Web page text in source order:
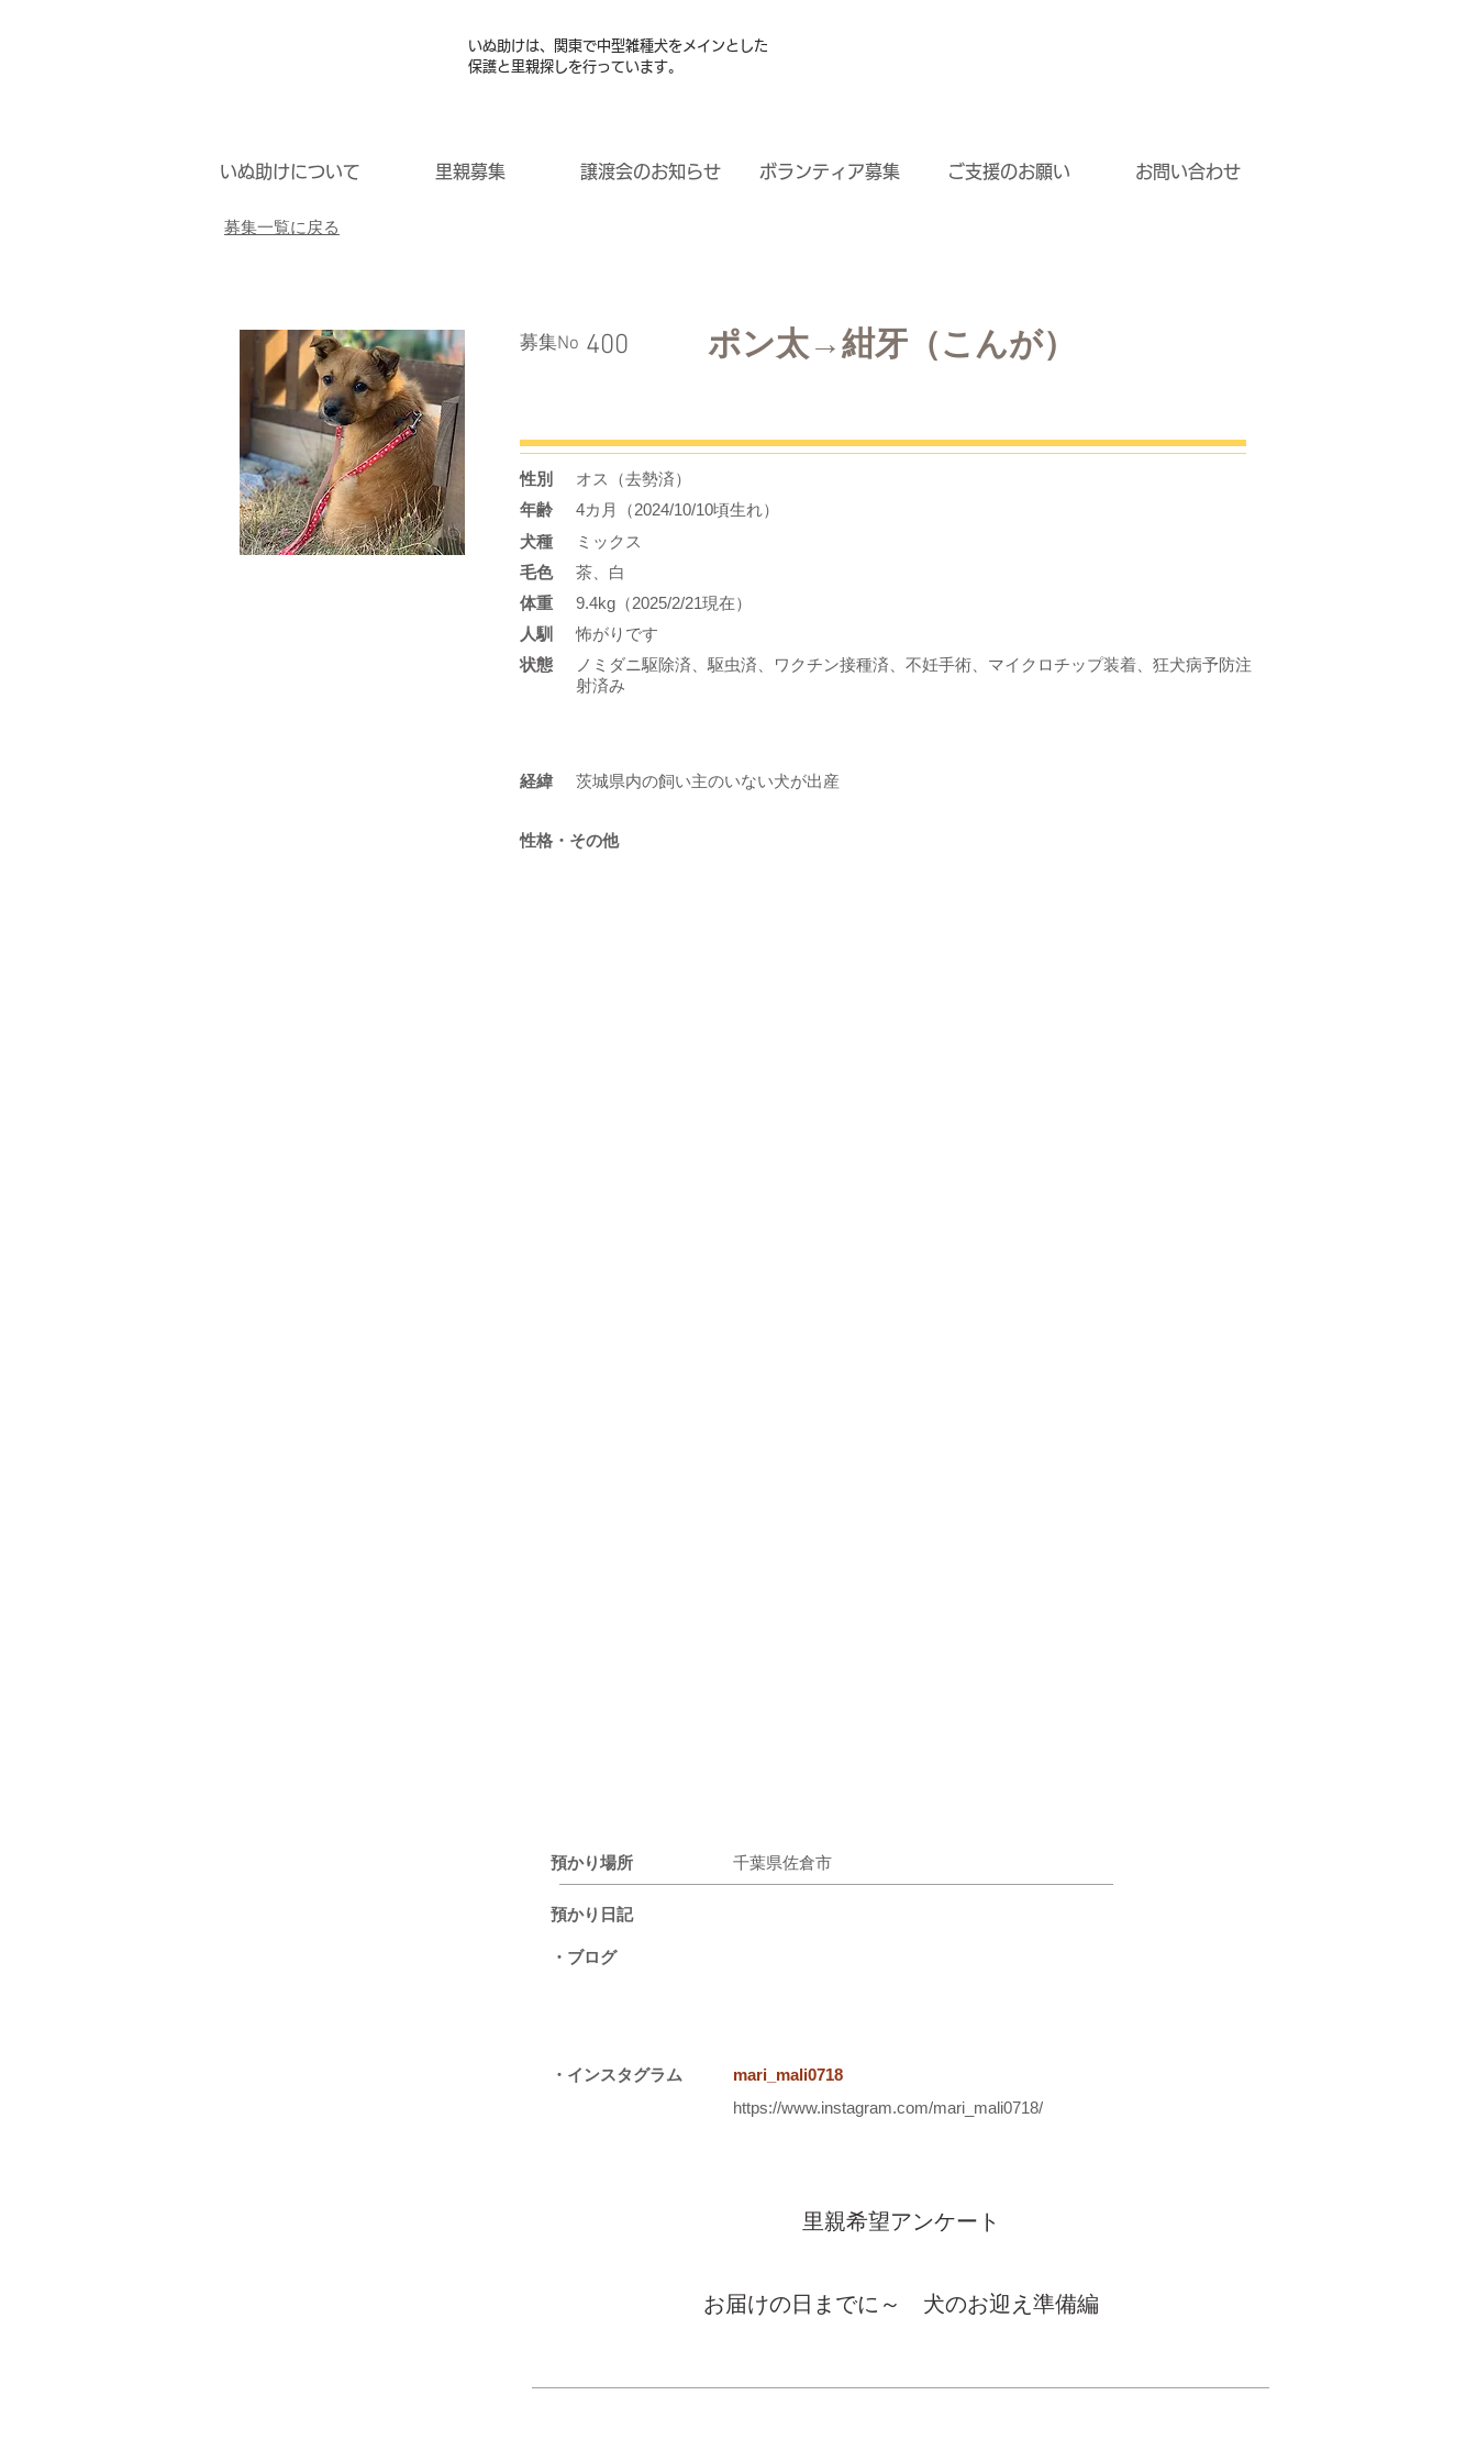
いぬ助けは、関東で中型雑種犬をメインとした
保護と里親探しを行っています。
いぬ助けについて 里親募集 譲渡会のお知らせ ボランティア募集 ご支援のお願い お問い合わせ
募集一覧に戻る
​募集No 400 ポン太→紺牙（こんが）
性別
オス（去勢済）
年齢
4カ月（2024/10/10頃生れ）
ミックス
​犬種
​毛色
茶、白
体重
9.4kg（2025/2/21現在）
人馴
怖がりです
状態
ノミダニ駆除済、駆虫済、ワクチン接種済、不妊手術、マイクロチップ装着、狂犬病予防注
射済み
​経緯 茨城県内の飼い主のいない犬が出産
性格・その他
預かり場所 千葉県佐倉市
預かり日記
・ブログ
・インスタグラム
mari_mali0718
https://www.instagram.com/mari_mali0718/
里親希望アンケート
お届けの日までに～ 犬のお迎え準備編